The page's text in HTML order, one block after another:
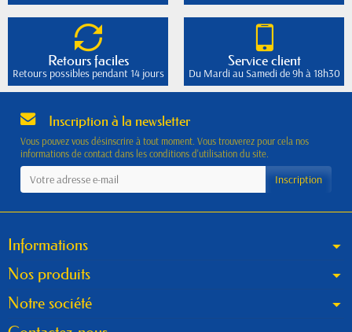
Retours faciles
Retours possibles pendant 14 jours
Service client
Du Mardi au Samedi de 9h à 18h30
Inscription à la newsletter
Vous pouvez vous désinscrire à tout moment. Vous trouverez pour cela nos
informations de contact dans les conditions d'utilisation du site.
Informations
Nos produits
Notre société